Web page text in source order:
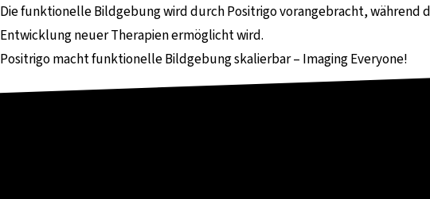
Die funktionelle Bildgebung wird durch Positrigo vorangebracht, während
Entwicklung neuer Therapien ermöglicht wird.
Positrigo macht funktionelle Bildgebung skalierbar – Imaging Everyone!